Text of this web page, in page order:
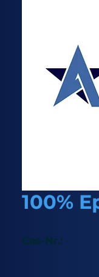
100%
Cas-Nr.: -